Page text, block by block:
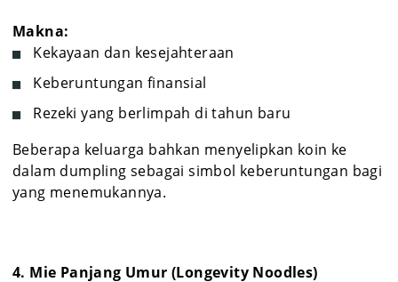
Makna:
Kekayaan dan kesejahteraan
Keberuntungan finansial
Rezeki yang berlimpah di tahun baru
Beberapa keluarga bahkan menyelipkan koin ke
dalam dumpling sebagai simbol keberuntungan bagi
yang menemukannya.
4. Mie Panjang Umur (Longevity Noodles)